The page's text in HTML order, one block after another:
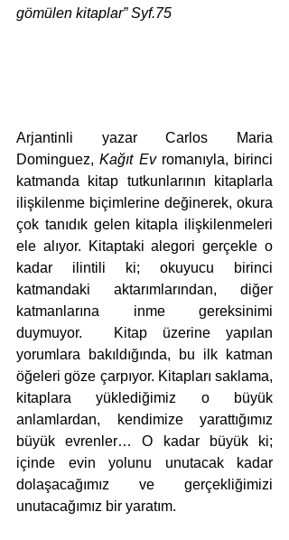
gömülen kitaplar” Syf.75
Arjantinli yazar Carlos Maria
Dominguez, Kağıt Ev romanıyla, birinci
katmanda kitap tutkunlarının kitaplarla
ilişkilenme biçimlerine değinerek, okura
çok tanıdık gelen kitapla ilişkilenmeleri
ele alıyor. Kitaptaki alegori gerçekle o
kadar ilintili ki; okuyucu birinci
katmandaki aktarımlarından, diğer
katmanlarına inme gereksinimi
duymuyor.  Kitap üzerine yapılan
yorumlara bakıldığında, bu ilk katman
öğeleri göze çarpıyor. Kitapları saklama,
kitaplara yüklediğimiz o büyük
anlamlardan, kendimize yarattığımız
büyük evrenler… O kadar büyük ki;
içinde evin yolunu unutacak kadar
dolaşacağımız ve gerçekliğimizi
unutacağımız bir yaratım.